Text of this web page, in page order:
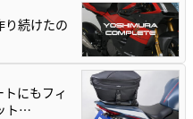
り続けたの
にもフィ
ト…